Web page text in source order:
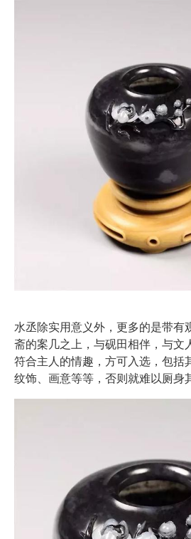
水丞除实用意义外，更多的是带有
斋的案几之上，与砚田相伴，与文
符合主人的情趣，方可入选，包括
纹饰、画意等等，否则就难以厕身